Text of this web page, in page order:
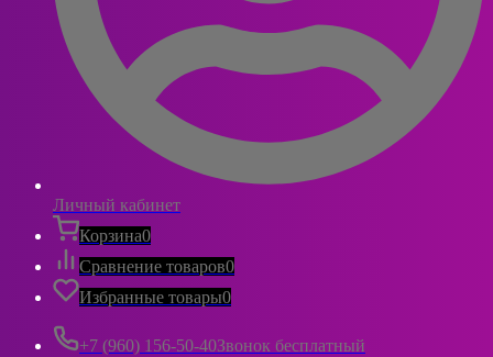
Личный кабинет
Корзина0
Сравнение товаров0
Избранные товары0
+7 (960) 156-50-40Звонок бесплатный